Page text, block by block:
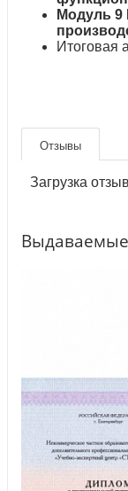
Модуль 9
Итоговая
Отзывы
Загрузка